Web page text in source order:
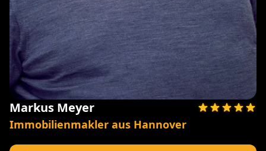
Markus Meyer
Immobilienmakler aus Hannover